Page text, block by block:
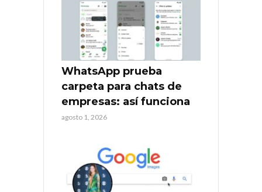
WhatsApp prueba
carpeta para chats de
empresas: así funciona
agosto 1, 2026